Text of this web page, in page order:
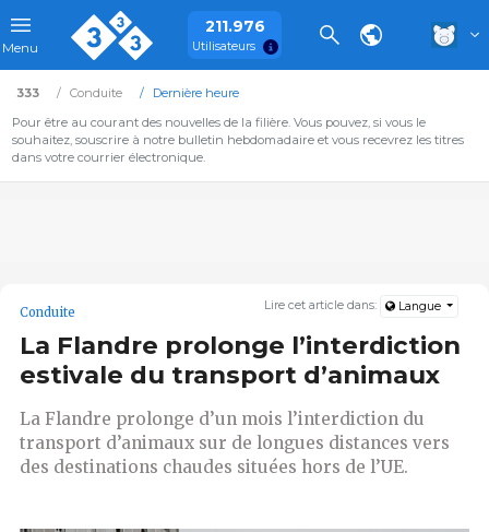
Menu
211.976
Utilisateurs
333 Conduite
Dernière heure
Pour être au courant des nouvelles de la filière. Vous pouvez, si vous le
souhaitez, souscrire à notre bulletin hebdomadaire et vous recevrez les titres
dans votre courrier électronique.
Lire cet article dans: Langue
Conduite
La Flandre prolonge l’interdiction
estivale du transport d’animaux
La Flandre prolonge d’un mois l’interdiction du
transport d’animaux sur de longues distances vers
des destinations chaudes situées hors de l’UE.